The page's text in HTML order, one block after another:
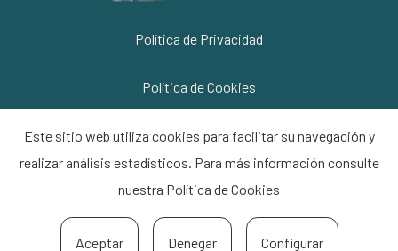
Política de Privacidad
Política de Cookies
Información Legal
Contacto
Este sitio web utiliza cookies para facilitar su navegación y
realizar análisis estadísticos. Para más información consulte
nuestra Política de Cookies
Aceptar Denegar Configurar